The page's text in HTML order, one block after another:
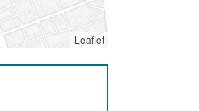
Leaflet